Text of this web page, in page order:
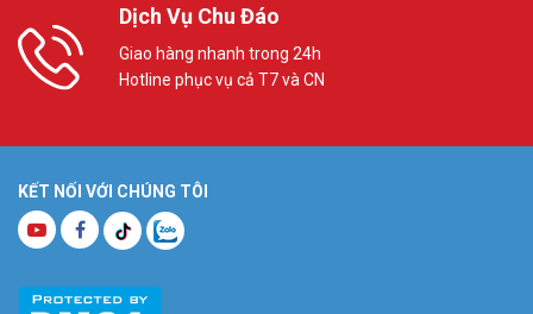
Dịch Vụ Chu Đáo
Giao hàng nhanh trong 24h
Hotline phục vụ cả T7 và CN
KẾT NỐI VỚI CHÚNG TÔI